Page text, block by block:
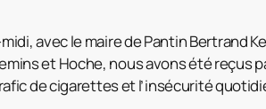
avec le maire de Pantin Bertrand
et Hoche, nous avons été reçus
de cigarettes et l’insécurité